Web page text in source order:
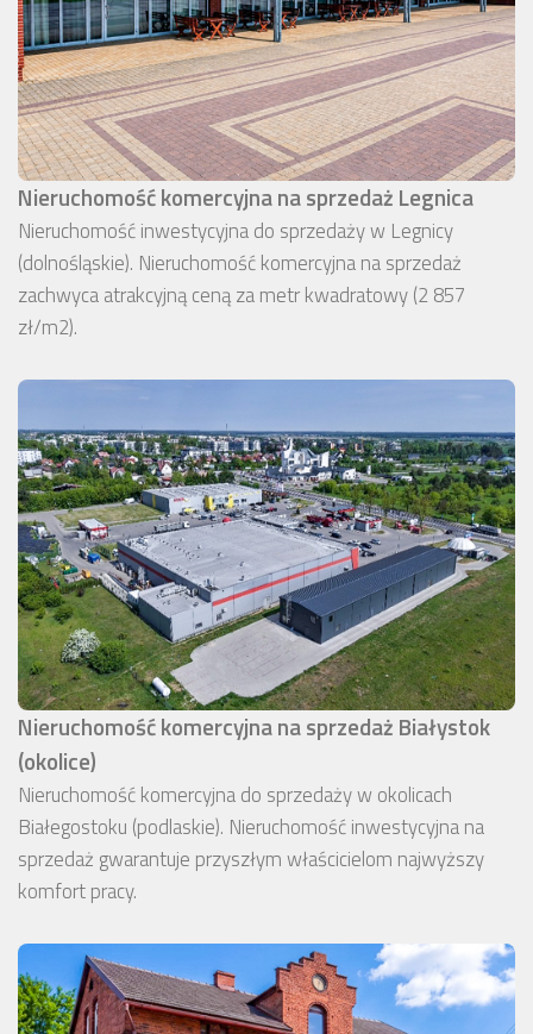
Nieruchomość komercyjna na sprzedaż Legnica
Nieruchomość inwestycyjna do sprzedaży w Legnicy
(dolnośląskie). Nieruchomość komercyjna na sprzedaż
zachwyca atrakcyjną ceną za metr kwadratowy (2 857
zł/m2).
Nieruchomość komercyjna na sprzedaż Białystok
(okolice)
Nieruchomość komercyjna do sprzedaży w okolicach
Białegostoku (podlaskie). Nieruchomość inwestycyjna na
sprzedaż gwarantuje przyszłym właścicielom najwyższy
komfort pracy.